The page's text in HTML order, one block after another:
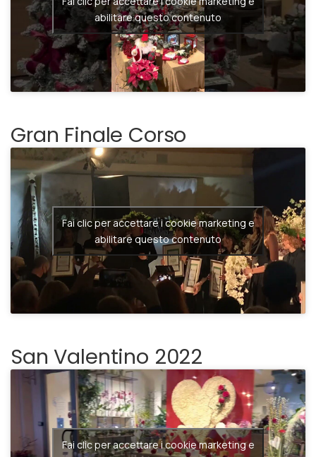
Fai clic per accettare i cookie marketing e
abilitare questo contenuto
Gran Finale Corso
Fai clic per accettare i cookie marketing e
abilitare questo contenuto
San Valentino 2022